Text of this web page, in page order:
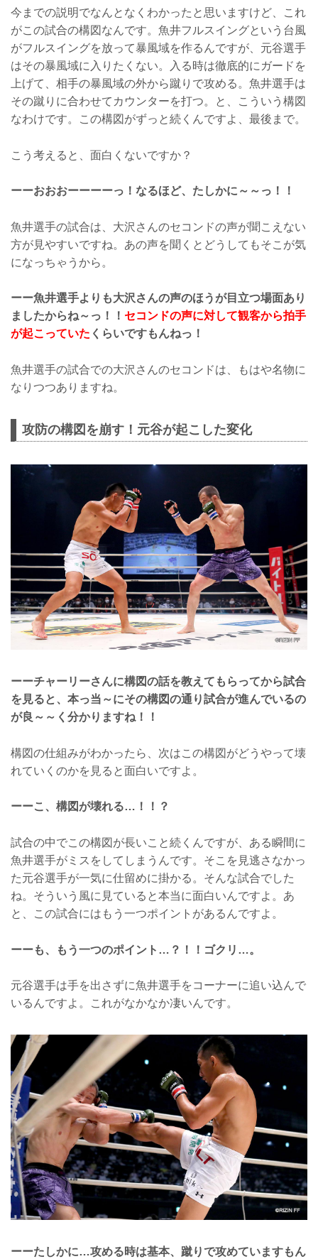
今までの説明でなんとなくわかったと思いますけど、これ
がこの試合の構図なんです。魚井フルスイングという台風
がフルスイングを放って暴風域を作るんですが、元谷選手
はその暴風域に入りたくない。入る時は徹底的にガードを
上げて、相手の暴風域の外から蹴りで攻める。魚井選手は
その蹴りに合わせてカウンターを打つ。と、こういう構図
なわけです。この構図がずっと続くんですよ、最後まで。
こう考えると、面白くないですか？
ーーおおおーーーーっ！なるほど、たしかに～～っ！！
魚井選手の試合は、大沢さんのセコンドの声が聞こえない
方が見やすいですね。あの声を聞くとどうしてもそこが気
になっちゃうから。
ーー魚井選手よりも大沢さんの声のほうが目立つ場面あり
ましたからね～っ！！ セコンドの声に対して観客から拍手
が起こっていた くらいですもんねっ！
魚井選手の試合での大沢さんのセコンドは、もはや名物に
なりつつありますね。
攻防の構図を崩す！元谷が起こした変化
ーーチャーリーさんに構図の話を教えてもらってから試合
を見ると、本っ当～にその構図の通り試合が進んでいるの
が良～～く分かりますね！！
構図の仕組みがわかったら、次はこの構図がどうやって壊
れていくのかを見ると面白いですよ。
ーーこ、構図が壊れる…！！？
試合の中でこの構図が長いこと続くんですが、ある瞬間に
魚井選手がミスをしてしまうんです。そこを見逃さなかっ
た元谷選手が一気に仕留めに掛かる。そんな試合でした
ね。そういう風に見ていると本当に面白いんですよ。あ
と、この試合にはもう一つポイントがあるんですよ。
ーーも、もう一つのポイント…？！！ゴクリ…。
元谷選手は手を出さずに魚井選手をコーナーに追い込んで
いるんですよ。これがなかなか凄いんです。
ーーたしかに…攻める時は基本、蹴りで攻めていますもん